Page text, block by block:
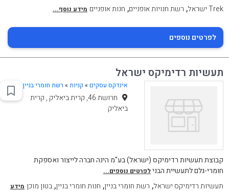
Trek ישראל , רשת חנויות אופניים, חנות אופניים מידע נוסף...
לפרטים נוספים
תעשיות רדימיקס ישראל
אינדקס עסקים » קניות» רשת חומרי בניין
חרושת 46, קרית ביאליק , קרית
ביאליק
קבוצת תעשיות רדימיקס (ישראל) בע"מ הינה חברה לייצור ואספקת
חומרי-גלם לתעשיית הבנילפרטים נוספים...
תעשיות רדימיקס ישראל, רשת חומרי בניין, חנות חומרי בניין,בטון מוכן מידע